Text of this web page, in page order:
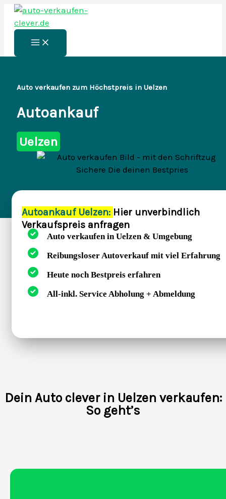
Zum
Inhalt
springen
Main
Menu
Auto verkaufen zum Höchstpreis in Uelzen
Autoankauf
Uelzen
Autoankauf Uelzen: Hier unverbindlich
Verkaufspreis anfragen
Auto verkaufen in Uelzen & Umgebung
Reibungsloser Autoverkauf mit viel Erfahrung
Heute noch Bestpreis erfahren
All-inkl. Service Abholung + Abmeldung
Dein Auto clever in Uelzen verkaufen:
So geht’s